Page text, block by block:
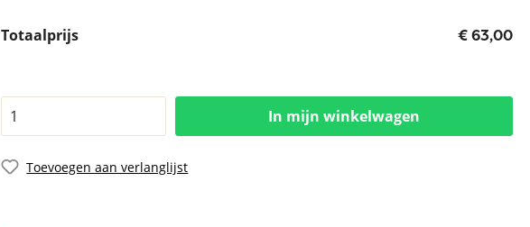
Totaalprijs € 63,00
In mijn winkelwagen
Toevoegen aan verlanglijst